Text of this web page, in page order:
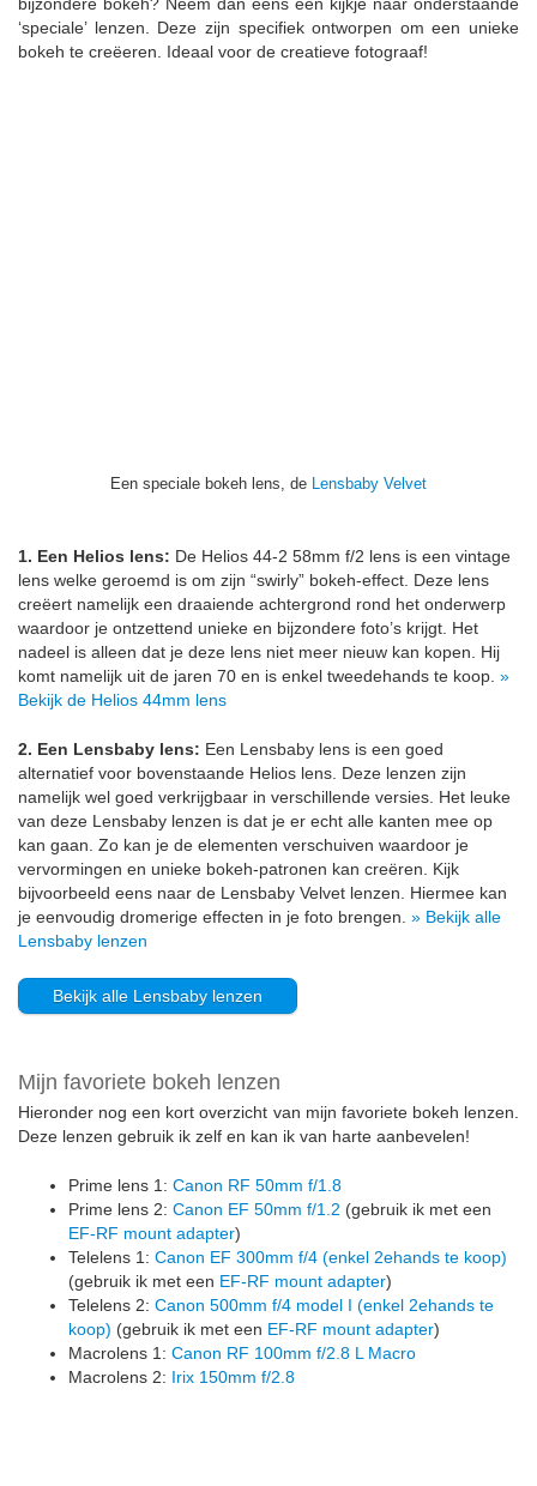
‘speciale’ lenzen. Deze zijn specifiek ontworpen om een unieke
bokeh te creëeren. Ideaal voor de creatieve fotograaf!
Een speciale bokeh lens, de Lensbaby Velvet
1. Een Helios lens: De Helios 44-2 58mm f/2 lens is een vintage
lens welke geroemd is om zijn “swirly” bokeh-effect. Deze lens
creëert namelijk een draaiende achtergrond rond het onderwerp
waardoor je ontzettend unieke en bijzondere foto’s krijgt. Het
nadeel is alleen dat je deze lens niet meer nieuw kan kopen. Hij
komt namelijk uit de jaren 70 en is enkel tweedehands te koop. »
Bekijk de Helios 44mm lens
2. Een Lensbaby lens: Een Lensbaby lens is een goed
alternatief voor bovenstaande Helios lens. Deze lenzen zijn
namelijk wel goed verkrijgbaar in verschillende versies. Het leuke
van deze Lensbaby lenzen is dat je er echt alle kanten mee op
kan gaan. Zo kan je de elementen verschuiven waardoor je
vervormingen en unieke bokeh-patronen kan creëren. Kijk
bijvoorbeeld eens naar de Lensbaby Velvet lenzen. Hiermee kan
je eenvoudig dromerige effecten in je foto brengen. » Bekijk alle
Lensbaby lenzen
Bekijk alle Lensbaby lenzen
Mijn favoriete bokeh lenzen
Hieronder nog een kort overzicht van mijn favoriete bokeh lenzen.
Deze lenzen gebruik ik zelf en kan ik van harte aanbevelen!
Prime lens 1: Canon RF 50mm f/1.8
Prime lens 2: Canon EF 50mm f/1.2 (gebruik ik met een
EF-RF mount adapter)
Telelens 1: Canon EF 300mm f/4 (enkel 2ehands te koop)
(gebruik ik met een EF-RF mount adapter)
Telelens 2: Canon 500mm f/4 model I (enkel 2ehands te
koop) (gebruik ik met een EF-RF mount adapter)
Macrolens 1: Canon RF 100mm f/2.8 L Macro
Macrolens 2: Irix 150mm f/2.8